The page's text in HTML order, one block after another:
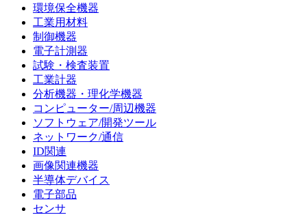
環境保全機器
工業用材料
制御機器
電子計測器
試験・検査装置
工業計器
分析機器・理化学機器
コンピューター/周辺機器
ソフトウェア/開発ツール
ネットワーク/通信
ID関連
画像関連機器
半導体デバイス
電子部品
センサ